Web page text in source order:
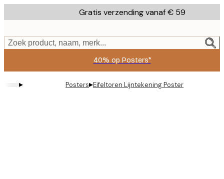
to
content.
Gratis verzending vanaf € 59
Zoek product, naam, merk...
40% op Posters*
▸ Posters▸Eifeltoren Lijntekening Poster